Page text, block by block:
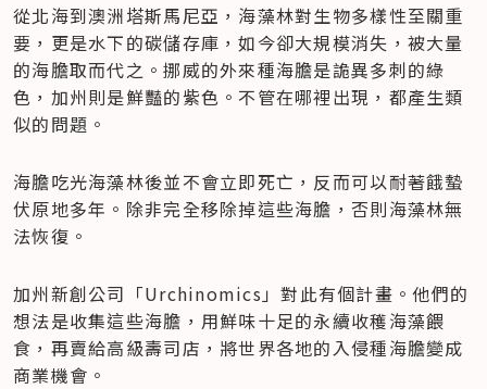
從北海到澳洲塔斯馬尼亞，海藻林對生物多樣性至關重
要，更是水下的碳儲存庫，如今卻大規模消失，被大量
的海膽取而代之。挪威的外來種海膽是詭異多刺的綠
色，加州則是鮮豔的紫色。不管在哪裡出現，都產生類
似的問題。
海膽吃光海藻林後並不會立即死亡，反而可以耐著餓蟄
伏原地多年。除非完全移除掉這些海膽，否則海藻林無
法恢復。
加州新創公司「Urchinomics」對此有個計畫。他們的
想法是收集這些海膽，用鮮味十足的永續收穫海藻餵
食，再賣給高級壽司店，將世界各地的入侵種海膽變成
商業機會。